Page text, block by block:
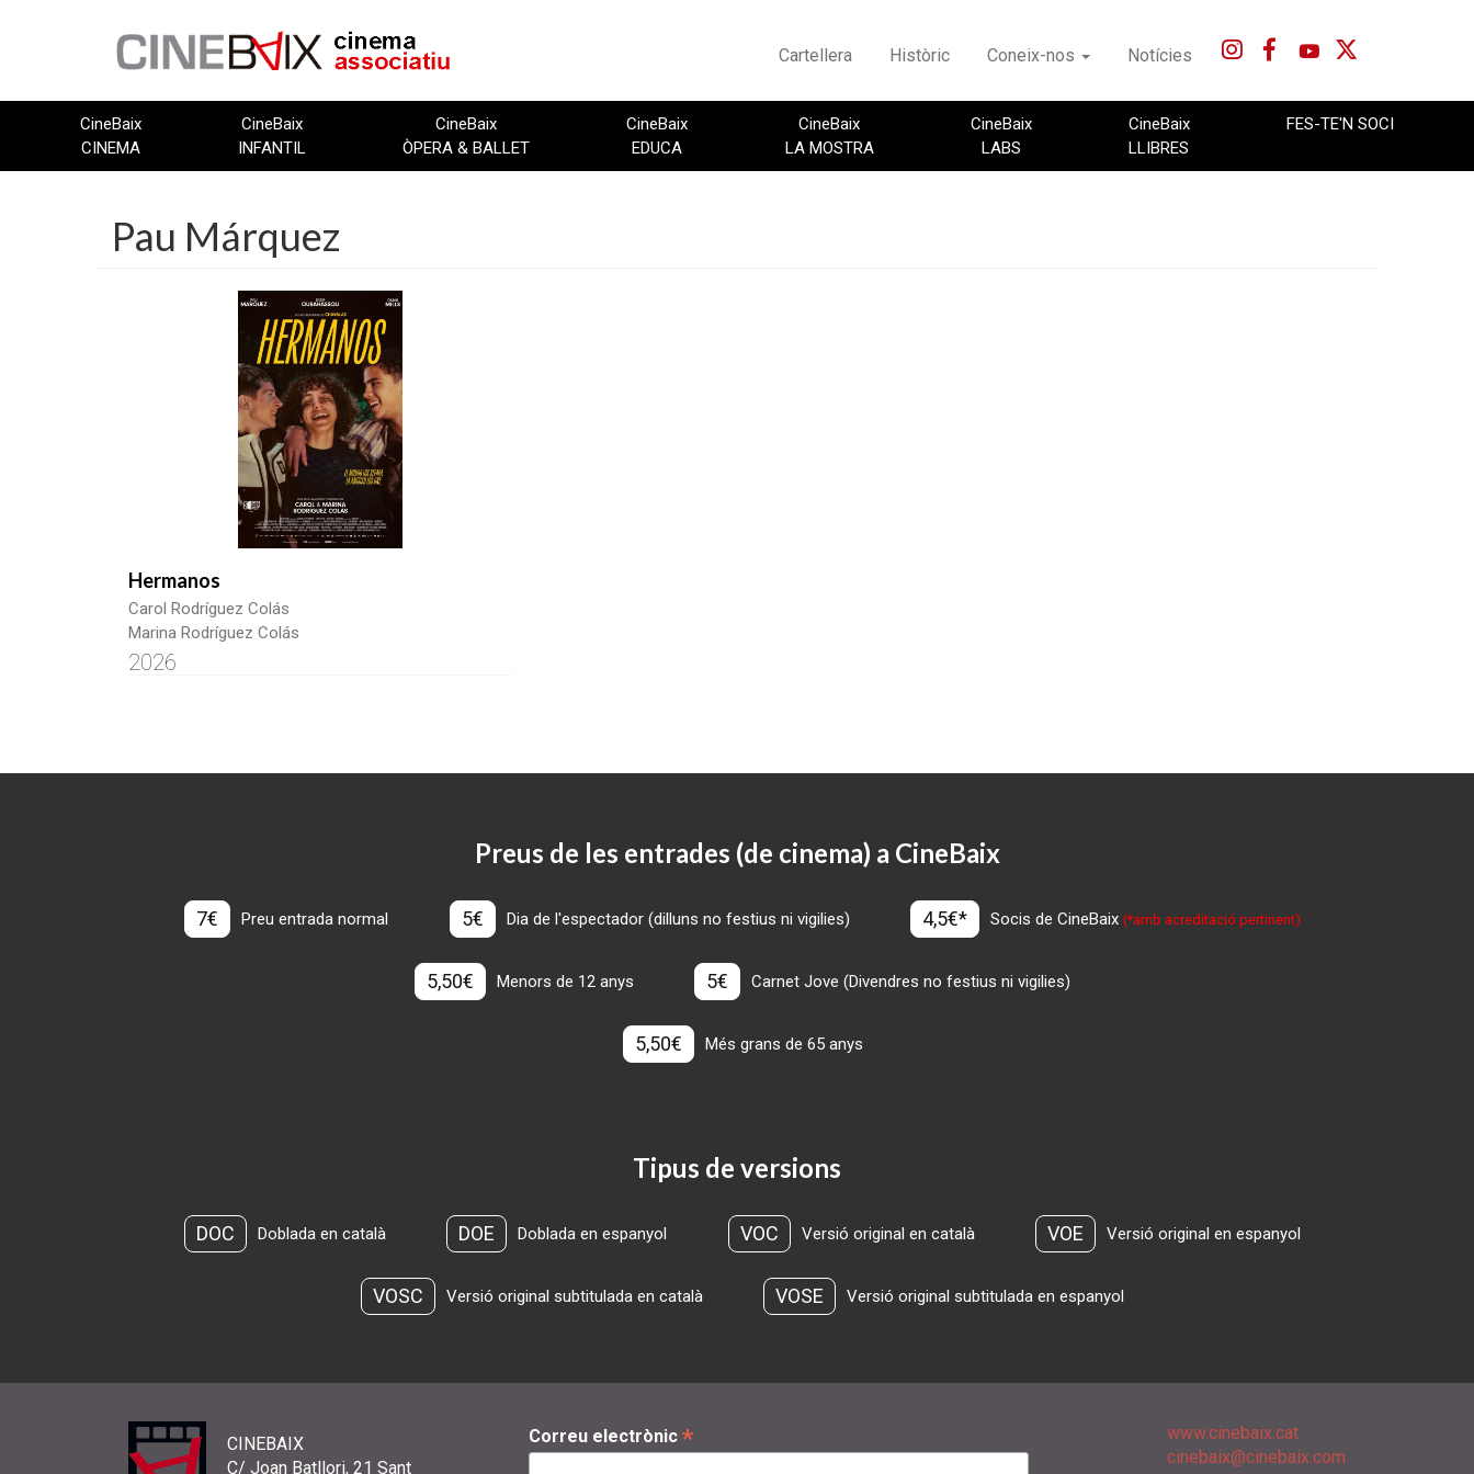
Cartellera Històric Coneix-nos Notícies
CineBaix
CINEMA
CineBaix
INFANTIL
CineBaix
ÒPERA & BALLET
CineBaix
EDUCA
CineBaix
LA MOSTRA
CineBaix
LABS
CineBaix
LLIBRES
FES-TE'N SOCI
Pau Márquez
Hermanos
Carol Rodríguez Colás
Marina Rodríguez Colás
2026
Preus de les entrades (de cinema) a CineBaix
7€ Preu entrada normal 5€ Dia de l'espectador (dilluns no festius ni vigilies) 4,5€* Socis de CineBaix(*amb acreditació pertinent)
5,50€ Menors de 12 anys 5€ Carnet Jove (Divendres no festius ni vigilies)
5,50€ Més grans de 65 anys
Tipus de versions
DOC Doblada en català DOE Doblada en espanyol VOC Versió original en català VOE Versió original en espanyol
VOSC Versió original subtitulada en català VOSE Versió original subtitulada en espanyol
CINEBAIX
C/ Joan Batllori, 21 Sant
Correu electrònic *
www.cinebaix.cat
cinebaix@cinebaix.com